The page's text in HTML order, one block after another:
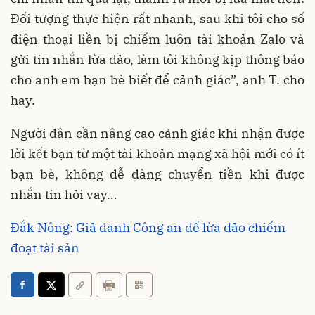
Đối tượng thực hiện rất nhanh, sau khi tôi cho số
điện thoại liền bị chiếm luôn tài khoản Zalo và
gửi tin nhắn lừa đảo, làm tôi không kịp thông báo
cho anh em bạn bè biết để cảnh giác”, anh T. cho
hay.
Người dân cần nâng cao cảnh giác khi nhận được
lời kết bạn từ một tài khoản mạng xã hội mới có ít
bạn bè, không dễ dàng chuyển tiền khi được
nhắn tin hỏi vay…
Đắk Nông: Giả danh Công an để lừa đảo chiếm
đoạt tài sản